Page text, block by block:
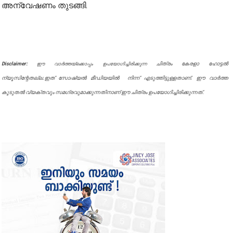
അന്വേഷണം തുടങ്ങി.
Disclaimer: ഈ വാർത്തയ്ക്കൊപ്പം ഉപയോഗിച്ചിരിക്കുന്ന ചിത്രം കേരളാ ഹോട്ടൽ
ന്യൂസിന്റേതല്ല.ഇത് സോഷ്യൽ മീഡിയയിൽ നിന്ന് എടുത്തിട്ടുള്ളതാണ്. ഈ വാർത്ത
കൂടുതൽ വ്യക്തവും സമഗ്രവുമാക്കുന്നതിനാണ് ഈ ചിത്രം ഉപയോഗിച്ചിരിക്കുന്നത്.